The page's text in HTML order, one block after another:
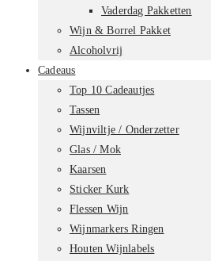
Vaderdag Pakketten
Wijn & Borrel Pakket
Alcoholvrij
Cadeaus
Top 10 Cadeautjes
Tassen
Wijnviltje / Onderzetter
Glas / Mok
Kaarsen
Sticker Kurk
Flessen Wijn
Wijnmarkers Ringen
Houten Wijnlabels